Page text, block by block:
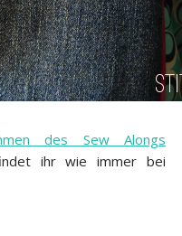
des Sew Alongs
ihr wie immer bei